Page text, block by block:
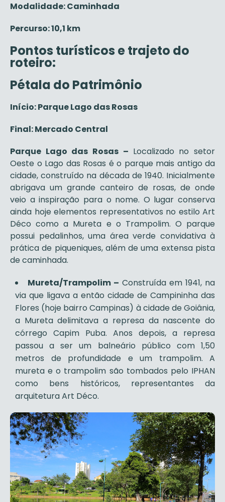
Modalidade: Caminhada
Percurso: 10,1 km
Pontos turísticos e trajeto do
roteiro:
Pétala do Patrimônio
Início: Parque Lago das Rosas
Final: Mercado Central
Parque Lago das Rosas – Localizado no setor
Oeste o Lago das Rosas é o parque mais antigo da
cidade, construído na década de 1940. Inicialmente
abrigava um grande canteiro de rosas, de onde
veio a inspiração para o nome. O lugar conserva
ainda hoje elementos representativos no estilo Art
Déco como a Mureta e o Trampolim. O parque
possui pedalinhos, uma área verde convidativa à
prática de piqueniques, além de uma extensa pista
de caminhada.
Mureta/Trampolim – Construída em 1941, na
via que ligava a então cidade de Campininha das
Flores (hoje bairro Campinas) à cidade de Goiânia,
a Mureta delimitava a represa da nascente do
córrego Capim Puba. Anos depois, a represa
passou a ser um balneário público com 1,50
metros de profundidade e um trampolim. A
mureta e o trampolim são tombados pelo IPHAN
como bens históricos, representantes da
arquitetura Art Déco.